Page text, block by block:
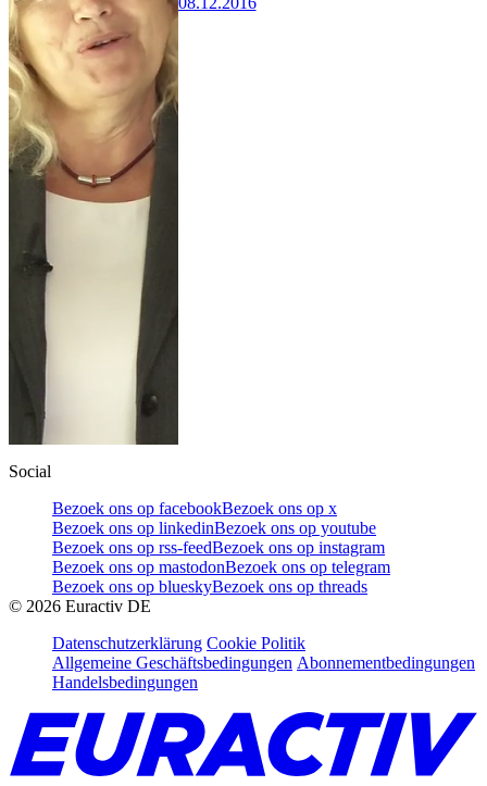
Social
Bezoek ons op facebookBezoek ons op x
Bezoek ons op linkedinBezoek ons op youtube
Bezoek ons op rss-feedBezoek ons op instagram
Bezoek ons op mastodonBezoek ons op telegram
Bezoek ons op blueskyBezoek ons op threads
© 2026 Euractiv DE
Datenschutzerklärung Cookie Politik
Allgemeine Geschäftsbedingungen Abonnementbedingungen
Handelsbedingungen